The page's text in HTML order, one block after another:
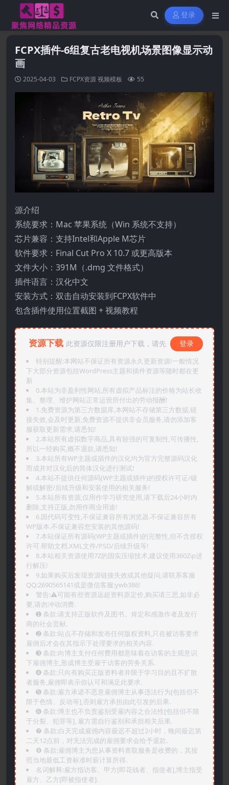
登录
FCPX插件-6组复古老电视机场景图像显示动
画
2025-04-03 FCPX资源视频模板 55
源介绍
系统要求：Mac 苹果系统（Win 系统不支持）
芯片兼容：支持Intel和Apple M芯片
软件要求：Final Cut Pro X 10.7 或更高版本
文件大小：391M（.dmg 文件格式）
插件语言：汉化中文
安装方式：双击自动安装到FCPX软件中
包含插件使用位置截图 + 视频教程
资源下载 此资源仅限注册用户下载，请先 登录
特别提醒:本网站不保证所有资源永久更新资源!一般情况
下大部分资源包括WordPress主题和插件资源等随时都在更
新
0.本站为非盈利性网站,所有虚拟产品标注的价格为站长收
集、整理、维护网站正常运营所付出的劳动报酬!
1.免费资源为第三方数据库,本网站不存储第三方数据,链
接失效,会及时更新,免费资源不提供非会员服务,请勿添加客
服获取更新需求,请悉知!
2.本站所有虚拟数字商品,具有较强的可复制性,可传播性,
所以一经购买,概不退款,请悉知!
3.本站所有WP主题或插件的汉化均为官方完整源码汉化
而成并对汉化后的简体汉化进行测试!
4.本站不提供任何源码(WP主题或插件)的授权许可证/破
解或解密/后续升级和安装使用的相关服务!
5.本站所有资源,仅用作学习研究使用,请下载后24小时内
删除,支持正版,勿用作商业用途!
6.因代码可变性,不保证兼容所有浏览器.不保证兼容所有
WP版本.不保证兼容您安装的其他源码!
7.本站保证所有源码(WP主题或插件)的完整性,但不含授权
许可.帮助文档.XML文件/PSD/后续升级等!
8.本站相关资源使用7Z的固实压缩技术,建议使用360Zip进
行解压!
9.如果购买后发现资源链接失效或其他疑问,请联系客服
QQ:2690565141或是微信客服:ywb386!
警告:⚠️可能有些资源远超资料原定价,购买请三思,如非必
要,请勿冲动消费.
➊️ 条款:请支持正版软件及图书。肯定和感激作者及发行
商的社会贡献.
➋️ 条款:站点不存储和发布任何版权资料,只在被访客要求
雇佣后才会在其指示下处理要求的相关内容.
➌️ 条款:向博主支付任何费用都意味着在访客的主观意识
下雇佣博主,形成博主受雇于访客的劳务关系.
➍️ 条款:只向有购买正版资料者并限于学习目的且不扩散
者服务,雇佣即表示你认可和满足此要求.
➎ 条款:雇方承诺不恶意雇佣博主从事违法行为[包括但不
限于色情、反动等],否则雇方承担由此引发的后果.
➏️ 条款:博主也不负责鉴别受雇内容之合法性[包括但不限
于分裂、犯罪等], 雇方需自行鉴别和承担相关后果.
❼ 条款:白天完成雇佣内容最迟不超过2小时，晚间最迟第
二天12点前，对无法完成的雇佣要求会给予退款.
❽ 条款:雇佣博主为您从事资料查取服务是收费的，其按
照当地最低工资标准时薪计算所得.
名词解释:雇方指访客、甲方[即花钱者、指使者],博主指受
雇方、乙方[即被指使者].